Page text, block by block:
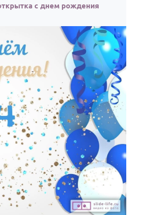
с днем рождения